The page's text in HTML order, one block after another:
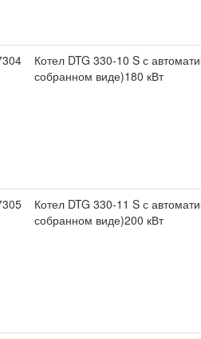
Котел DTG 330-10 S с
собранном виде)180 кВт
Котел DTG 330-11 S с
собранном виде)200 кВт